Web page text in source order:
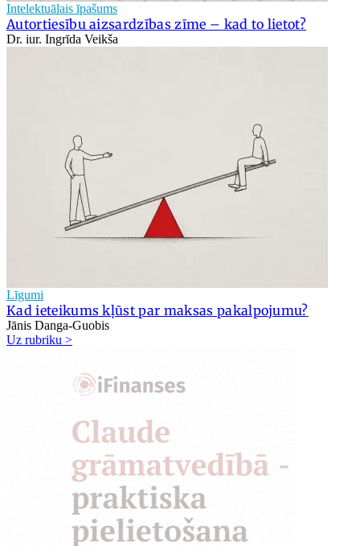
Intelektuālais īpašums
Autortiesību aizsardzības zīme – kad to lietot?
Dr. iur. Ingrīda Veikša
Līgumi
Kad ieteikums kļūst par maksas pakalpojumu?
Jānis Danga-Guobis
Uz rubriku >